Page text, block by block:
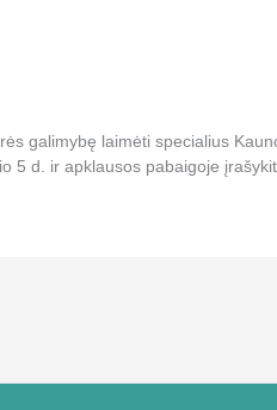
galimybę laimėti specialius
5 d. ir apklausos pabaigoje